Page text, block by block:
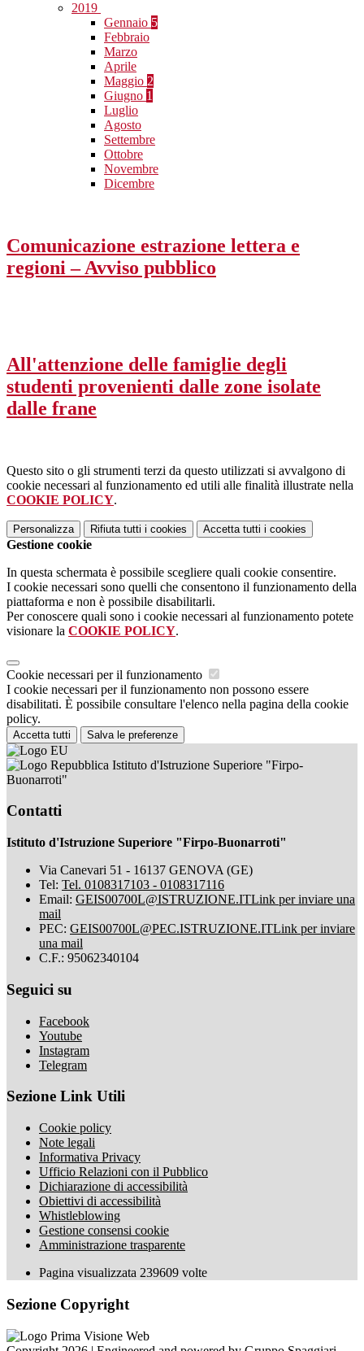
2019
Gennaio 5
Febbraio
Marzo
Aprile
Maggio 2
Giugno 1
Luglio
Agosto
Settembre
Ottobre
Novembre
Dicembre
Comunicazione estrazione lettera e
regioni – Avviso pubblico
All'attenzione delle famiglie degli
studenti provenienti dalle zone isolate
dalle frane
Questo sito o gli strumenti terzi da questo utilizzati si avvalgono di
cookie necessari al funzionamento ed utili alle finalità illustrate nella
COOKIE POLICY.
Personalizza Rifiuta tutti i cookies Accetta tutti i cookies
Gestione cookie
In questa schermata è possibile scegliere quali cookie consentire.
I cookie necessari sono quelli che consentono il funzionamento della
piattaforma e non è possibile disabilitarli.
Per conoscere quali sono i cookie necessari al funzionamento potete
visionare la COOKIE POLICY.
Cookie necessari per il funzionamento
I cookie necessari per il funzionamento non possono essere
disabilitati. È possibile consultare l'elenco nella pagina della cookie
policy.
Accetta tutti Salva le preferenze
Istituto d'Istruzione Superiore "Firpo-
Buonarroti"
Contatti
Istituto d'Istruzione Superiore "Firpo-Buonarroti"
Via Canevari 51 - 16137 GENOVA (GE)
Tel: Tel. 0108317103 - 0108317116
Email: GEIS00700L@ISTRUZIONE.ITLink per inviare una
mail
PEC: GEIS00700L@PEC.ISTRUZIONE.ITLink per inviare
una mail
C.F.: 95062340104
Seguici su
Facebook
Youtube
Instagram
Telegram
Sezione Link Utili
Cookie policy
Note legali
Informativa Privacy
Ufficio Relazioni con il Pubblico
Dichiarazione di accessibilità
Obiettivi di accessibilità
Whistleblowing
Gestione consensi cookie
Amministrazione trasparente
Pagina visualizzata 239609 volte
Sezione Copyright